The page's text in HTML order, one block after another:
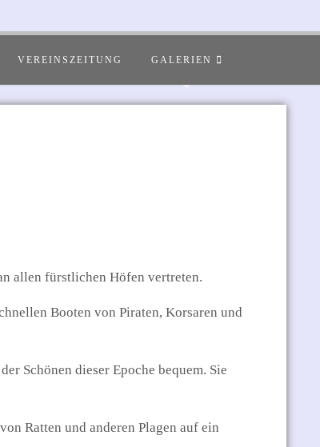
VEREINSZEITUNG GALERIEN
allen fürstlichen Höfen vertreten.
Booten von Piraten, Korsaren und
Schönen dieser Epoche bequem. Sie
Ratten und anderen Plagen auf ein